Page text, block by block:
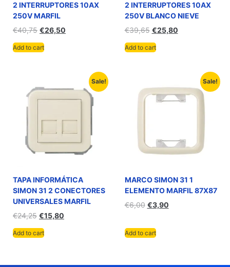
2 INTERRUPTORES 10AX
250V MARFIL
€40,75 €26,50
Add to cart
2 INTERRUPTORES 10AX
250V BLANCO NIEVE
€39,65 €25,80
Add to cart
Sale!
TAPA INFORMÁTICA
SIMON 31 2 CONECTORES
UNIVERSALES MARFIL
€24,25 €15,80
Add to cart
Sale!
MARCO SIMON 31 1
ELEMENTO MARFIL 87X87
€6,00 €3,90
Add to cart